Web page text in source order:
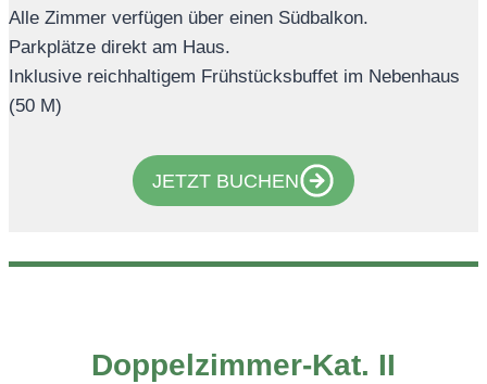
Alle Zimmer verfügen über einen Südbalkon.
Parkplätze direkt am Haus.
Inklusive reichhaltigem Frühstücksbuffet im Nebenhaus
(50 M)
JETZT BUCHEN
Doppelzimmer-Kat. II